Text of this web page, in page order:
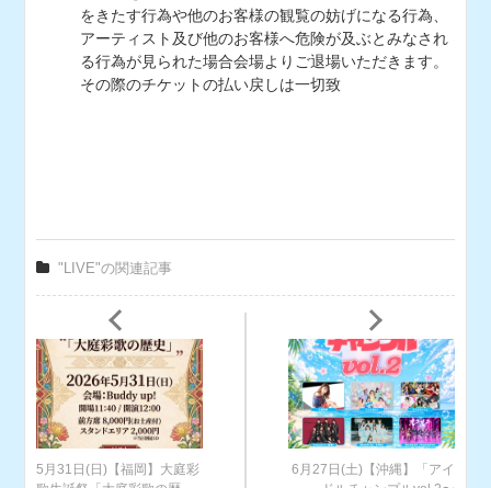
をきたす行為や他のお客様の観覧の妨げになる行為、
アーティスト及び他のお客様へ危険が及ぶとみなされ
る行為が見られた場合会場よりご退場いただきます。
その際のチケットの払い戻しは一切致
"LIVE"の関連記事
5月31日(日)【福岡】大庭彩
6月27日(土)【沖縄】「アイ